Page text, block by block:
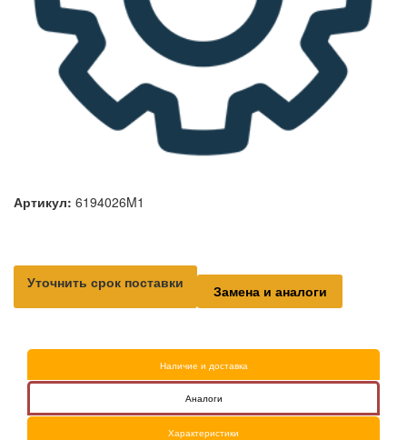
Артикул: 6194026M1
Уточнить срок поставки Замена и аналоги
Наличие и доставка
Аналоги
Характеристики